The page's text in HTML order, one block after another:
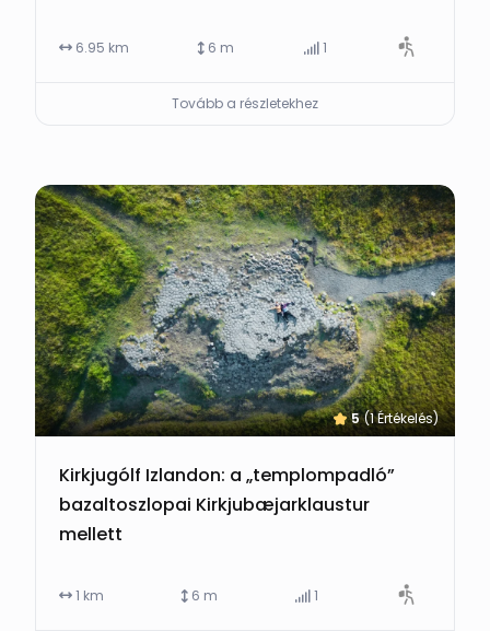
6.95 km 6 m 1
Tovább a részletekhez
5 (1 Értékelés)
Kirkjugólf Izlandon: a „templompadló”
bazaltoszlopai Kirkjubæjarklaustur
mellett
1 km 6 m 1